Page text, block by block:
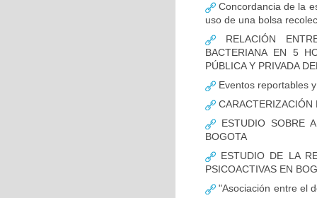
Concordancia de la
uso de una bolsa
RELACIÓN
BACTERIANA EN 5
PÚBLICA Y PRIVADA
Eventos reportables
CARACTERIZACIÓN
ESTUDIO SOBRE
BOGOTA
ESTUDIO DE LA
PSICOACTIVAS EN
"Asociación entre el